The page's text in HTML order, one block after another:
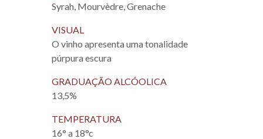
Syrah, Mourvèdre, Grenache
VISUAL
O vinho apresenta uma tonalidade
púrpura escura
GRADUAÇÃO ALCÓOLICA
13,5%
TEMPERATURA
16° a 18°c